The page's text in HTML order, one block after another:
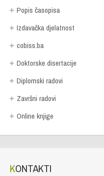
Popis časopisa
Izdavačka djelatnost
cobiss.ba
Doktorske disertacije
Diplomski radovi
Završni radovi
Online knjige
KONTAKTI